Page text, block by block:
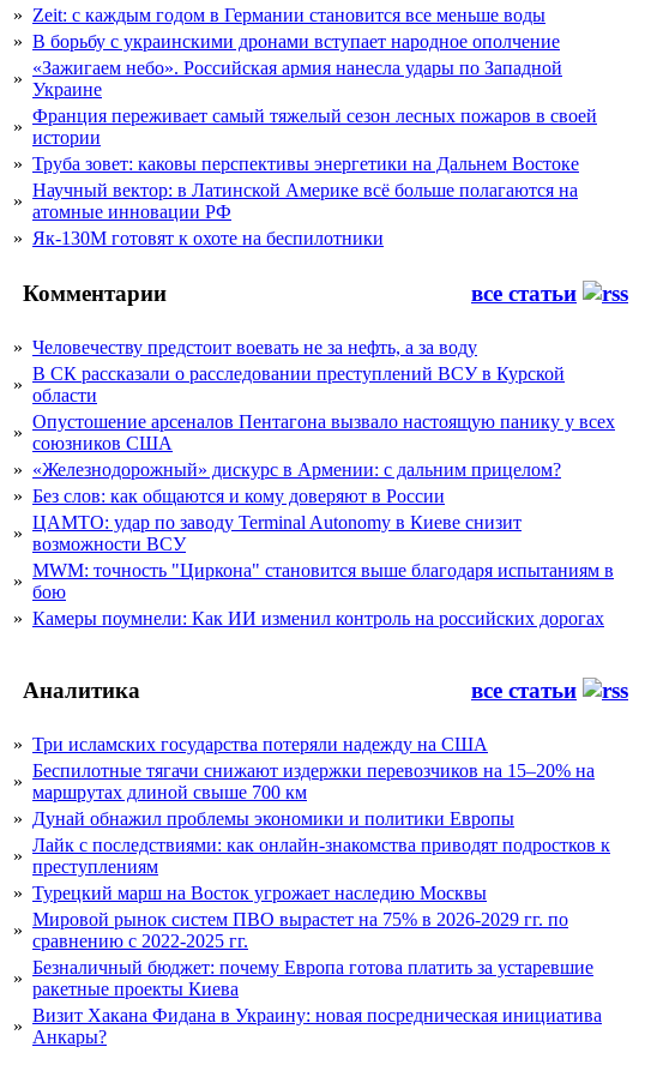
» Zeit: с каждым годом в Германии становится все меньше воды
» В борьбу с украинскими дронами вступает народное ополчение
»
«Зажигаем небо». Российская армия нанесла удары по Западной
Украине
»
Франция переживает самый тяжелый сезон лесных пожаров в своей
истории
» Труба зовет: каковы перспективы энергетики на Дальнем Востоке
»
Научный вектор: в Латинской Америке всё больше полагаются на
атомные инновации РФ
» Як-130М готовят к охоте на беспилотники
Комментарии все статьи
» Человечеству предстоит воевать не за нефть, а за воду
»
В СК рассказали о расследовании преступлений ВСУ в Курской
области
»
Опустошение арсеналов Пентагона вызвало настоящую панику у всех
союзников США
» «Железнодорожный» дискурс в Армении: с дальним прицелом?
» Без слов: как общаются и кому доверяют в России
»
ЦАМТО: удар по заводу Terminal Autonomy в Киеве снизит
возможности ВСУ
»
MWM: точность "Циркона" становится выше благодаря испытаниям в
бою
» Камеры поумнели: Как ИИ изменил контроль на российских дорогах
Аналитика все статьи
» Три исламских государства потеряли надежду на США
»
Беспилотные тягачи снижают издержки перевозчиков на 15–20% на
маршрутах длиной свыше 700 км
» Дунай обнажил проблемы экономики и политики Европы
»
Лайк с последствиями: как онлайн-знакомства приводят подростков к
преступлениям
» Турецкий марш на Восток угрожает наследию Москвы
»
Мировой рынок систем ПВО вырастет на 75% в 2026-2029 гг. по
сравнению с 2022-2025 гг.
»
Безналичный бюджет: почему Европа готова платить за устаревшие
ракетные проекты Киева
»
Визит Хакана Фидана в Украину: новая посредническая инициатива
Анкары?